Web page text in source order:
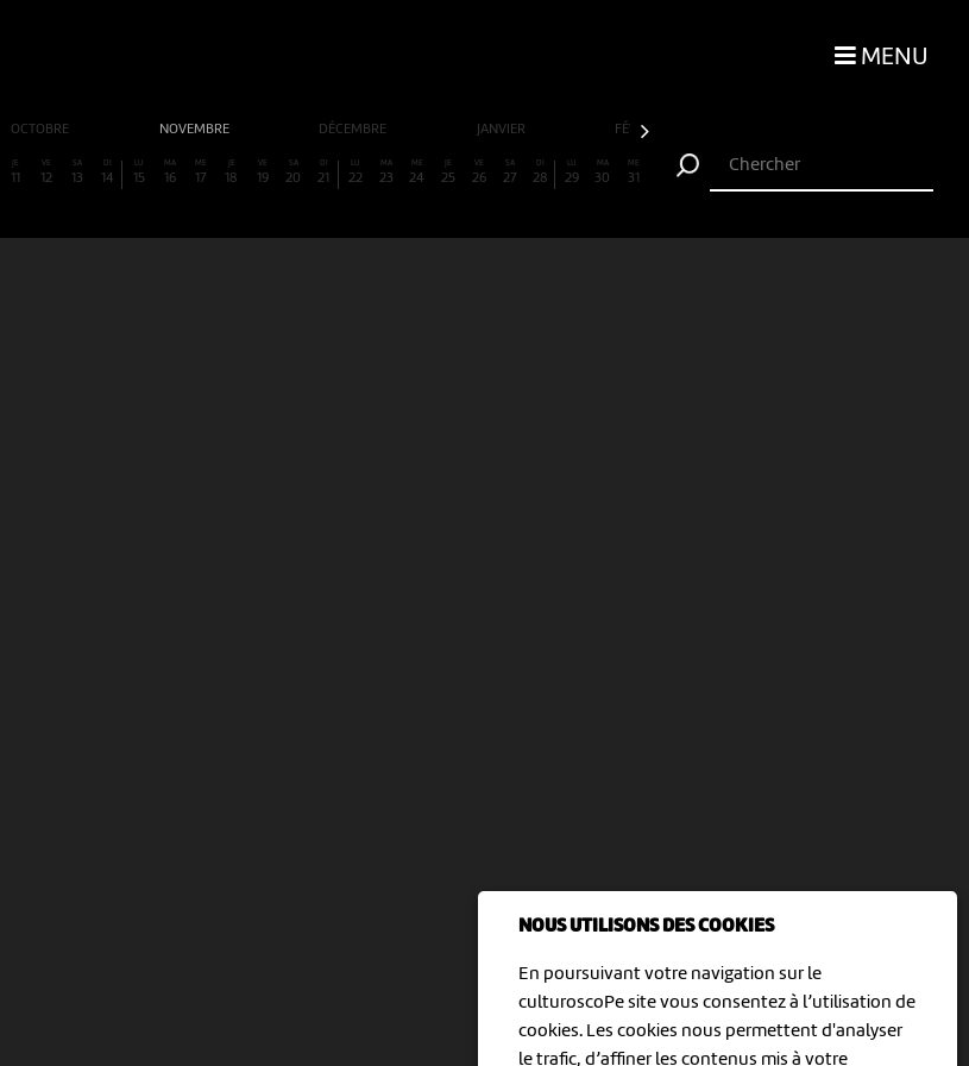
NOUS UTILISONS DES COOKIES
En poursuivant votre navigation sur le
culturoscoPe site vous consentez à l’utilisation de
cookies. Les cookies nous permettent d'analyser
le trafic, d’affiner les contenus mis à votre
MENU
OCTOBRE NOVEMBRE DÉCEMBRE JANVIER FÉVRIER
JE
11
VE
12
SA
13
DI
14
LU
15
MA
16
ME
17
JE
18
VE
19
SA
20
DI
21
LU
22
MA
23
ME
24
JE
25
VE
26
SA
27
DI
28
LU
29
MA
30
ME
31